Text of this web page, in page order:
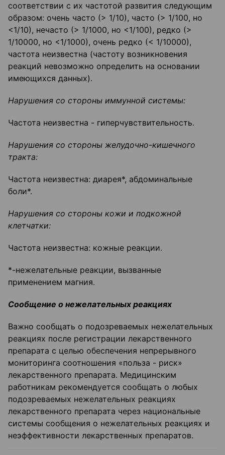
соответствии с их частотой развития следующим
образом: очень часто (> 1/10), часто (> 1/100, но
<1/10), нечасто (> 1/1000, но <1/100), редко (>
1/10000, но <1/1000), очень редко (< 1/10000),
частота неизвестна (частоту возникновения
реакций невозможно определить на основании
имеющихся данных).
Нарушения со стороны иммунной системы:
Частота неизвестна - гиперчувствительность.
Нарушения со стороны желудочно-кишечного
тракта:
Частота неизвестна: диарея*, абдоминальные
боли*.
Нарушения со стороны кожи и подкожной
клетчатки:
Частота неизвестна: кожные реакции.
*-нежелательные реакции, вызванные
применением магния.
Сообщение о нежелательных реакциях
Важно сообщать о подозреваемых нежелательных
реакциях после регистрации лекарственного
препарата с целью обеспечения непрерывного
мониторинга соотношения «польза - риск»
лекарственного препарата. Медицинским
работникам рекомендуется сообщать о любых
подозреваемых нежелательных реакциях
лекарственного препарата через национальные
системы сообщения о нежелательных реакциях и
неэффективности лекарственных препаратов.